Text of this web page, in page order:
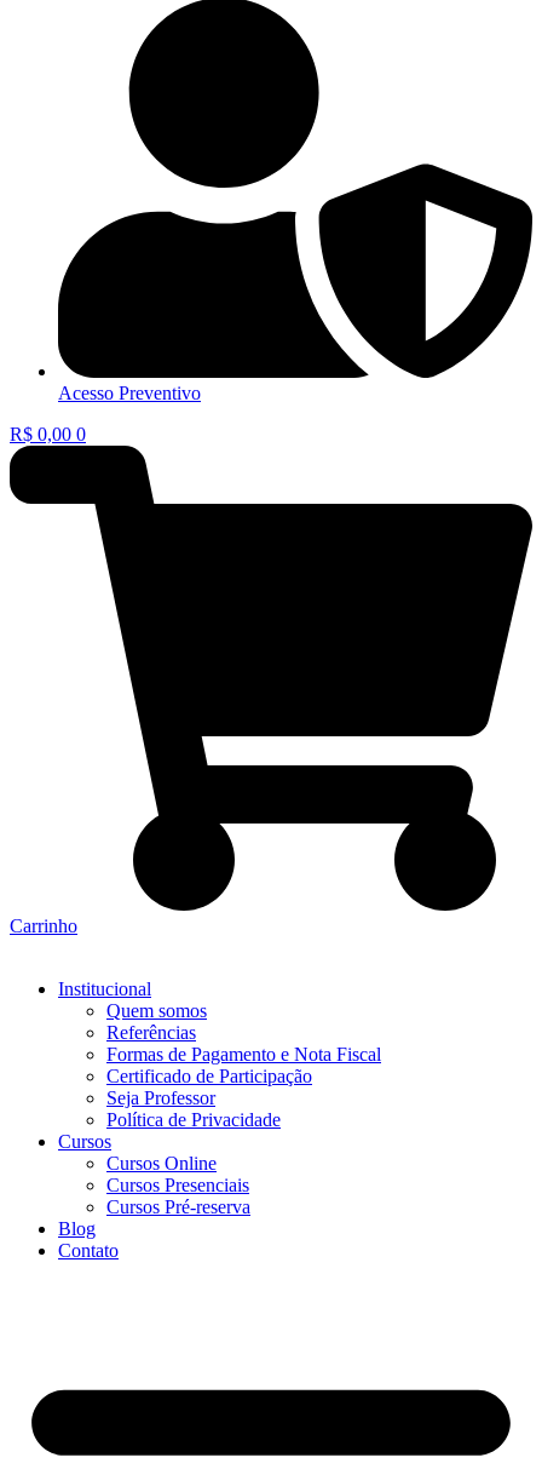
Acesso Preventivo
R$ 0,00 0
Carrinho
Institucional
Quem somos
Referências
Formas de Pagamento e Nota Fiscal
Certificado de Participação
Seja Professor
Política de Privacidade
Cursos
Cursos Online
Cursos Presenciais
Cursos Pré-reserva
Blog
Contato